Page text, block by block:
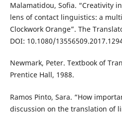
Malamatidou, Sofia. “Creativity
lens of contact linguistics: a
Clockwork Orange”. The
DOI: 10.1080/
Newmark, Peter. Textbook of
Prentice Hall, 1988.
Ramos Pinto, Sara. “How
discussion on the translation of